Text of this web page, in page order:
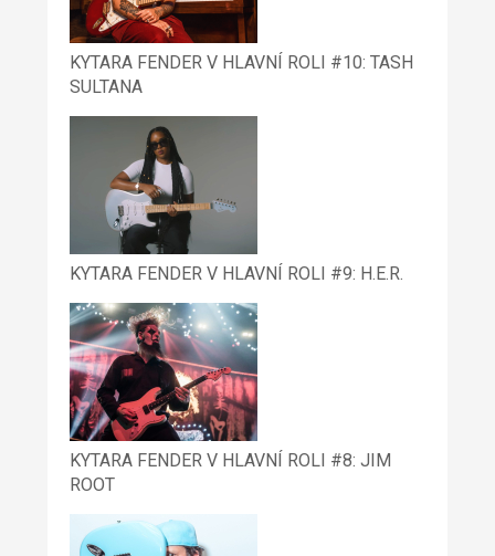
KYTARA FENDER V HLAVNÍ ROLI #10: TASH
SULTANA
KYTARA FENDER V HLAVNÍ ROLI #9: H.E.R.
KYTARA FENDER V HLAVNÍ ROLI #8: JIM
ROOT